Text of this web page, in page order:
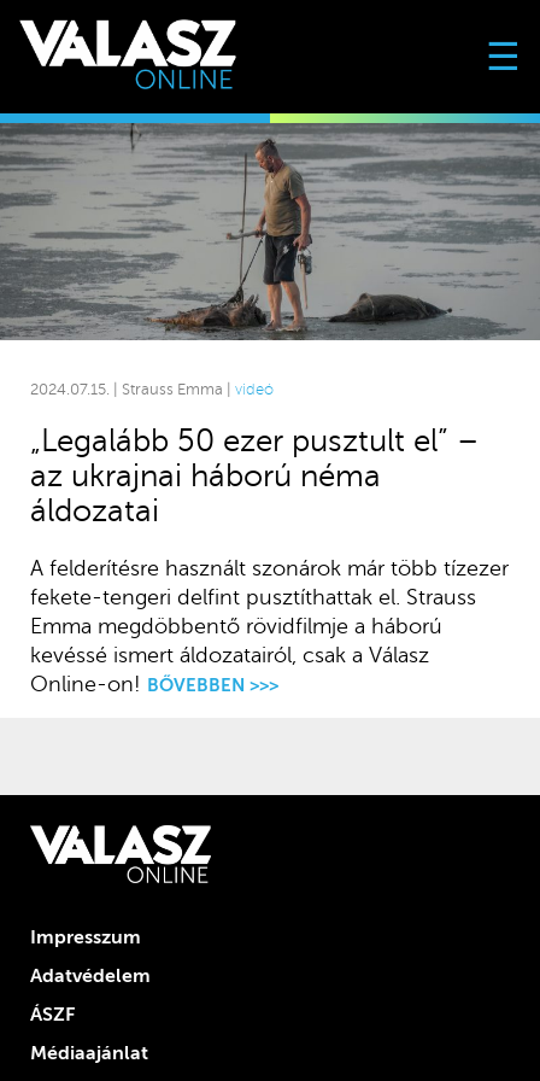
☰
2024.07.15. | Strauss Emma | videó
„Legalább 50 ezer pusztult el” –
az ukrajnai háború néma
áldozatai
A felderítésre használt szonárok már több tízezer
fekete-tengeri delfint pusztíthattak el. Strauss
Emma megdöbbentő rövidfilmje a háború
kevéssé ismert áldozatairól, csak a Válasz
Online-on!
BŐVEBBEN >>>
Impresszum
Adatvédelem
ÁSZF
Médiaajánlat